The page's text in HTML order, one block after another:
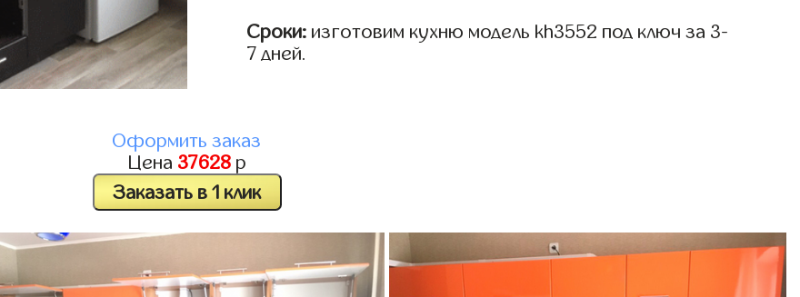
Сроки: изготовим кухню модель kh3552 под ключ за 3-
7 дней.
Оформить заказ
Цена 37628р
Заказать в 1 клик